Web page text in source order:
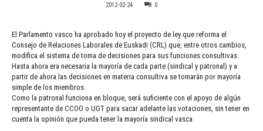
2012-02-24 0
El Parlamento vasco ha aprobado hoy el proyecto de ley que reforma el
Consejo de Relaciones Laborales de Euskadi (CRL) que, entre otros cambios,
modifica el sistema de toma de decisiones para sus funciones consultivas.
Hasta ahora era necesaria la mayoría de cada parte (sindical y patronal) y a
partir de ahora las decisiones en materia consultiva se tomarán por mayoría
simple de los miembros.
Como la patronal funciona en bloque, será suficiente con el apoyo de algún
representante de CCOO o UGT para sacar adelante las votaciones, sin tener en
cuenta la opinión que pueda tener la mayoría sindical vasca.